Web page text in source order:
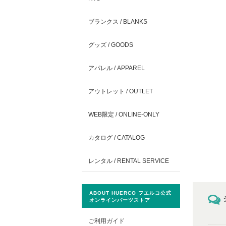
ブランクス / BLANKS
グッズ / GOODS
アパレル / APPAREL
アウトレット / OUTLET
WEB限定 / ONLINE-ONLY
カタログ / CATALOG
レンタル / RENTAL SERVICE
ABOUT HUERCO フエルコ公式
オンラインパーツストア
ご利用ガイド